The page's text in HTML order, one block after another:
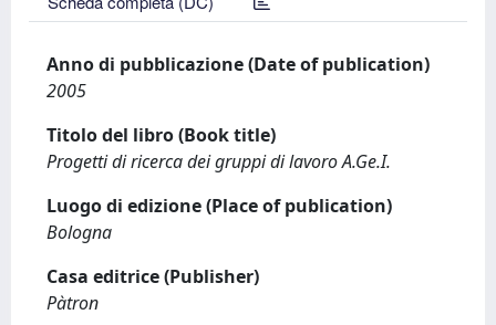
Anno di pubblicazione (Date of publication)
2005
Titolo del libro (Book title)
Progetti di ricerca dei gruppi di lavoro A.Ge.I.
Luogo di edizione (Place of publication)
Bologna
Casa editrice (Publisher)
Pàtron